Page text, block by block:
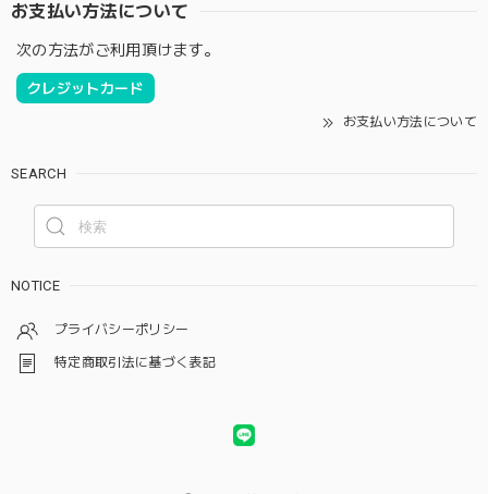
お支払い方法について
次の方法がご利用頂けます。
クレジットカード
お支払い方法について
SEARCH
NOTICE
プライバシーポリシー
特定商取引法に基づく表記